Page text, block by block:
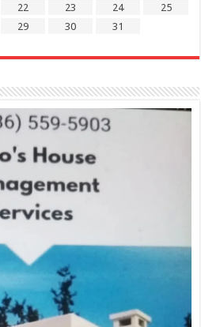
22 23 24
25
29 30
31